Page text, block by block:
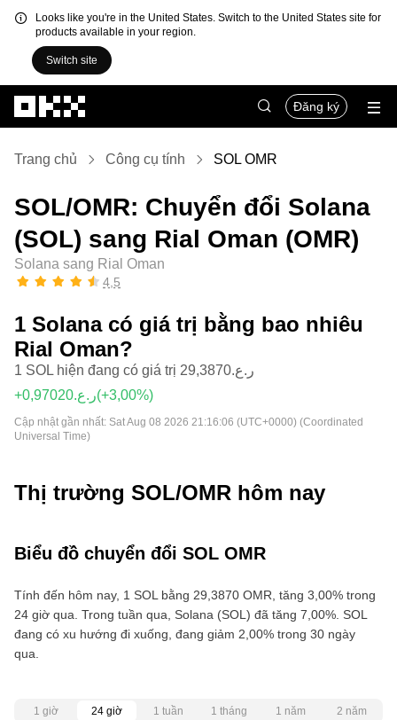
Looks like you're in the United States. Switch to the United States site for
products available in your region.
Switch site
Đăng ký
Trang chủ Công cụ tính SOL OMR
SOL/OMR: Chuyển đổi Solana
(SOL) sang Rial Oman (OMR)
Solana sang Rial Oman
4,5
1 Solana có giá trị bằng bao nhiêu
Rial Oman?
1 SOL hiện đang có giá trị ر.ع.29,3870
+ر.ع.0,97020(+3,00%)
Cập nhật gần nhất: Sat Aug 08 2026 21:16:06 (UTC+0000) (Coordinated
Universal Time)
Thị trường SOL/OMR hôm nay
Biểu đồ chuyển đổi SOL OMR
Tính đến hôm nay, 1 SOL bằng 29,3870 OMR, tăng 3,00% trong
24 giờ qua. Trong tuần qua, Solana (SOL) đã tăng 7,00%. SOL
đang có xu hướng đi xuống, đang giảm 2,00% trong 30 ngày
qua.
1 giờ 24 giờ 1 tuần 1 tháng 1 năm 2 năm